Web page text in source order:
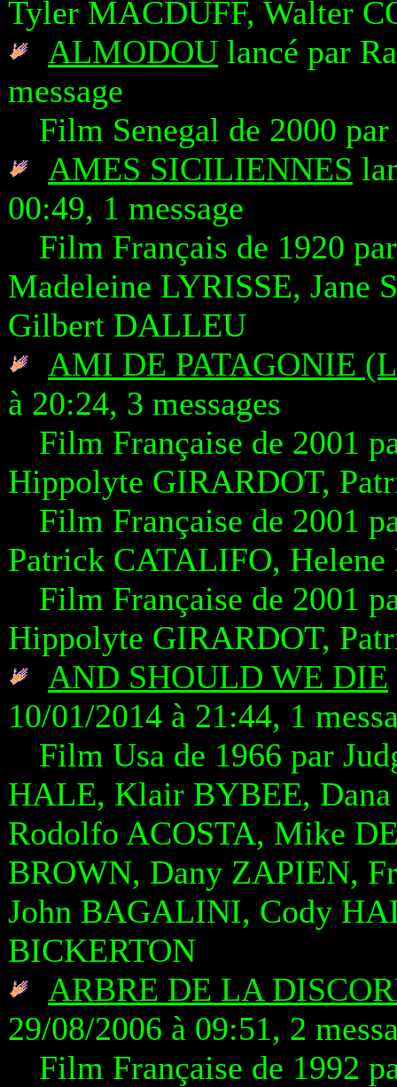
Tyler MACDUFF, Walter
ALMODOU lancé par
message
Film Senegal de 2000
AMES SICILIENNES
00:49, 1 message
Film Français de 1920
Madeleine LYRISSE,
Gilbert DALLEU
AMI DE PATAGONIE
à 20:24, 3 messages
Film Française de 2001
Hippolyte GIRARDOT,
Film Française de 2001
Patrick CATALIFO,
Film Française de 2001
Hippolyte GIRARDOT,
AND SHOULD WE DIE
10/01/2014 à 21:44, 1
Film Usa de 1966 par
HALE, Klair BYBEE, Dana
Rodolfo ACOSTA, Mike
BROWN, Dany ZAPIEN,
John BAGALINI, Cody
BICKERTON
ARBRE DE LA
29/08/2006 à 09:51, 2
Film Française de 1992